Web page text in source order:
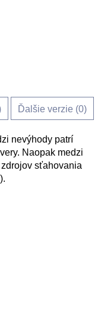
Ďalšie verzie (0)
nevýhody patrí
Naopak medzi
sťahovania